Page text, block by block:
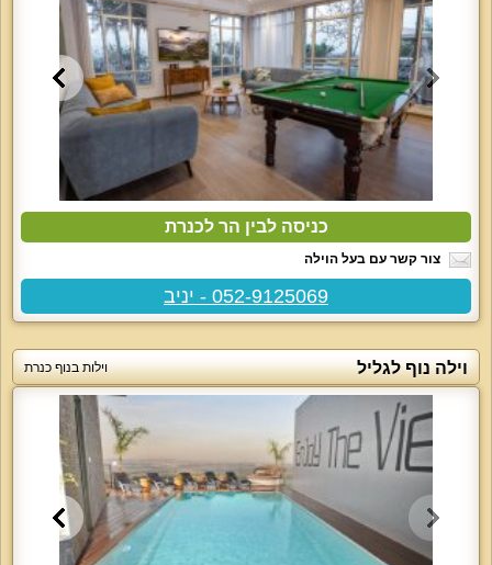
כניסה לבין הר לכנרת
צור קשר עם בעל הוילה
052-9125069 - יניב
וילה נוף לגליל וילות בנוף כנרת